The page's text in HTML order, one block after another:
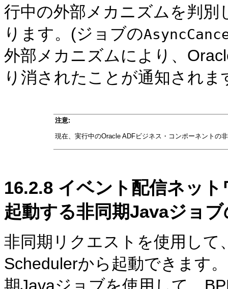
行中の外部メカニズムを判別
ります。(ジョブの
外部メカニズムにより、
り消されたことが通知されま
注意:
現在、実行中のOracle ADFビジネス・コンポーネントの
16.2.8 イベント配信ネッ
起動する非同期Javaジョ
非同期リクエストを使用して
Schedulerから起動できます